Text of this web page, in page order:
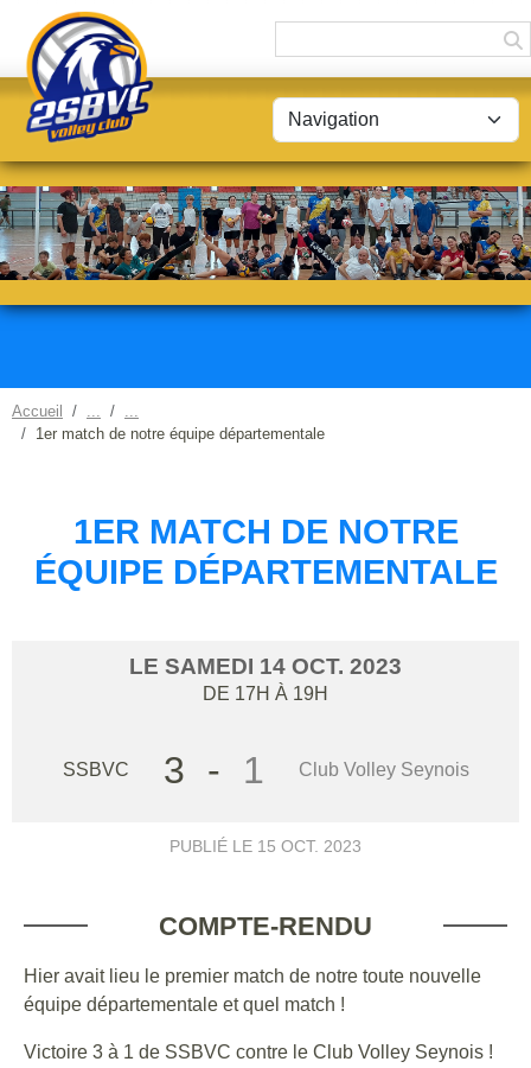
Accueil
1er match de notre équipe départementale
1ER MATCH DE NOTRE
ÉQUIPE DÉPARTEMENTALE
LE SAMEDI 14 OCT. 2023
DE 17H À 19H
SSBVC 3 - 1 Club Volley Seynois
PUBLIÉ LE 15 OCT. 2023
COMPTE-RENDU
Hier avait lieu le premier match de notre toute nouvelle
équipe départementale et quel match !
Victoire 3 à 1 de SSBVC contre le Club Volley Seynois !
Panneau de gestion des cookies